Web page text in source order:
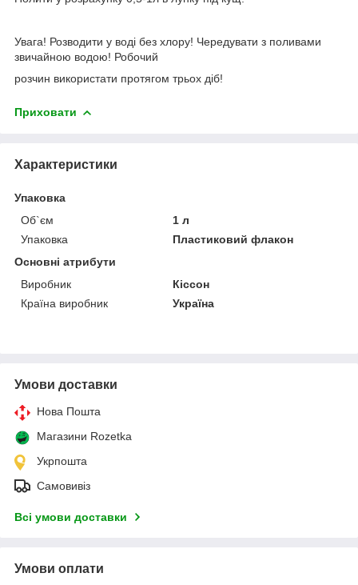
Увага! Розводити у воді без хлору! Чередувати з поливами
звичайною водою! Робочий
розчин використати протягом трьох діб!
Приховати
Характеристики
Упаковка
Об`єм
1 л
Упаковка
Пластиковий флакон
Основні атрибути
Виробник
Кіссон
Країна виробник
Україна
Умови доставки
Нова Пошта
Магазини Rozetka
Укрпошта
Самовивіз
Всі умови доставки
Умови оплати